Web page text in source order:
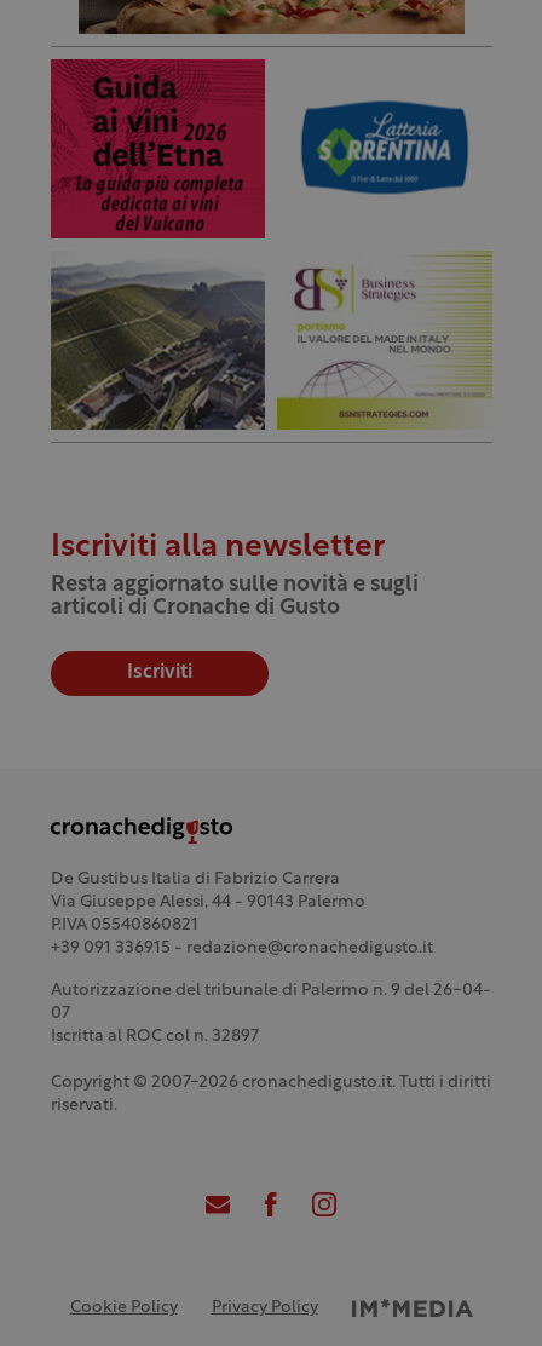
Iscriviti alla newsletter
Resta aggiornato sulle novità e sugli
articoli di Cronache di Gusto
Iscriviti
De Gustibus Italia di Fabrizio Carrera
Via Giuseppe Alessi, 44 - 90143 Palermo
P.IVA 05540860821
+39 091 336915 - redazione@cronachedigusto.it
Autorizzazione del tribunale di Palermo n. 9 del 26-04-
07
Iscritta al ROC col n. 32897
Copyright © 2007-2026 cronachedigusto.it. Tutti i diritti
riservati.
Cookie Policy Privacy Policy Credits